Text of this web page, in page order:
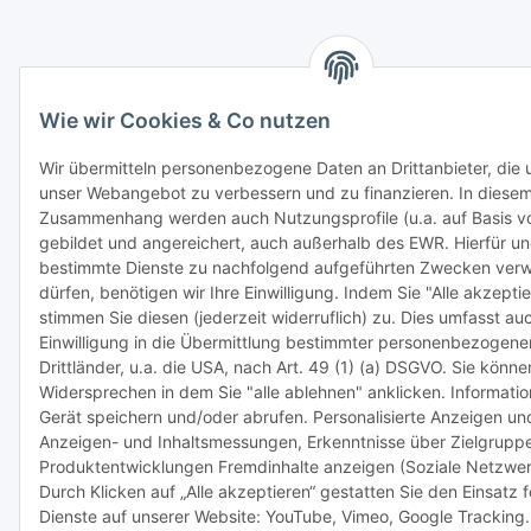
Wie wir Cookies & Co nutzen
Wir übermitteln personenbezogene Daten an Drittanbieter, die
unser Webangebot zu verbessern und zu finanzieren. In
Zusammenhang werden auch Nutzungsprofile (u.a. auf Basis
gebildet und angereichert, auch außerhalb des EWR. Hierfür
bestimmte Dienste zu nachfolgend aufgeführten Zwecken
dürfen, benötigen wir Ihre Einwilligung. Indem Sie "Alle
stimmen Sie diesen (jederzeit widerruflich) zu. Dies umfasst
Einwilligung in die Übermittlung bestimmter
Drittländer, u.a. die USA, nach Art. 49 (1) (a) DSGVO. Sie
Widersprechen in dem Sie "alle ablehnen" anklicken.
Gerät speichern und/oder abrufen. Personalisierte Anzeigen
Anzeigen- und Inhaltsmessungen, Erkenntnisse über
Produktentwicklungen Fremdinhalte anzeigen (Soziale
Durch Klicken auf „Alle akzeptieren“ gestatten Sie den Einsatz
Dienste auf unserer Website: YouTube, Vimeo, Google